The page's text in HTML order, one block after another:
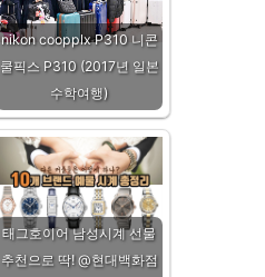
nikon coopplx P310 니콘
쿨픽스 P310 (2017년 일본
수학여행)
태그호이어 남성시계 선물
추천으로 딱! @현대백화점